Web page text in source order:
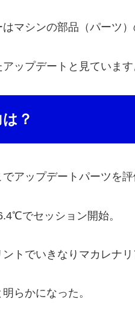
マシンの部品（パーツ）
ップデートと見ています
？
アップデートパーツを評
でセッション開始。
トでいきなりマカレナ
らかになった。